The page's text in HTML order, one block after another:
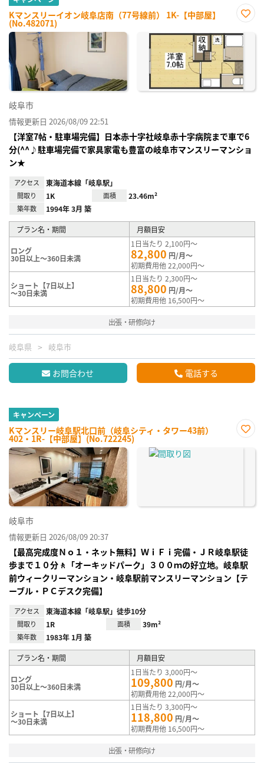
Kマンスリーイオン岐阜店南（77号線前） 1K-【中部屋】
(No.482071)
に入
り登
岐阜市
情報更新日 2026/08/09 22:51
【洋室7帖・駐車場完備】日本赤十字社岐阜赤十字病院まで車で6
分(^^♪駐車場完備で家具家電も豊富の岐阜市マンスリーマンショ
ン★
アクセス 東海道本線「岐阜駅」
間取り 1K 面積 23.46m²
築年数 1994年 3月 築
プラン名・期間 月額目安
ロング
30日以上～360日未満
1日当たり 2,100円～
82,800 円/月～
初期費用他 22,000円～
ショート【7日以上】
～30日未満
1日当たり 2,300円～
88,800 円/月～
初期費用他 16,500円～
出張・研修向け
岐阜県 岐阜市
お問合わせ 電話する
キャンペーン
Kマンスリー岐阜駅北口前（岐阜シティ・タワー43前）
402・1R-【中部屋】(No.722245)
に入
岐阜市
情報更新日 2026/08/09 20:37
【最高完成度Ｎｏ１・ネット無料】ＷｉＦｉ完備・ＪＲ岐阜駅徒
歩まで１０分🚶「オーキッドパーク」３００ｍの好立地。岐阜駅
前ウィークリーマンション・岐阜駅前マンスリーマンション【テ
ーブル・ＰＣデスク完備】
アクセス 東海道本線「岐阜駅」徒歩10分
間取り 1R 面積 39m²
築年数 1983年 1月 築
プラン名・期間 月額目安
ロング
30日以上～360日未満
1日当たり 3,000円～
109,800 円/月～
初期費用他 22,000円～
ショート【7日以上】
～30日未満
1日当たり 3,300円～
118,800 円/月～
初期費用他 16,500円～
出張・研修向け